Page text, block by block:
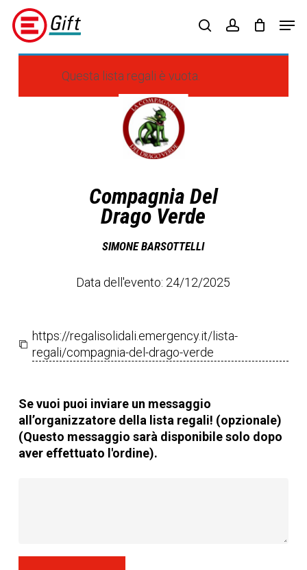
Skip
main
content
searchaccount
Questa lista regali è vuota.
Regalisolidali
(opens
in
a
tab)
Compagnia Del
Drago Verde
SIMONE BARSOTTELLI
Data dell'evento: 24/12/2025
https://regalisolidali.emergency.it/lista-
regali/compagnia-del-drago-verde
Se vuoi puoi inviare un messaggio
all’organizzatore della lista regali! (opzionale)
(Questo messaggio sarà disponibile solo dopo
aver effettuato l'ordine).